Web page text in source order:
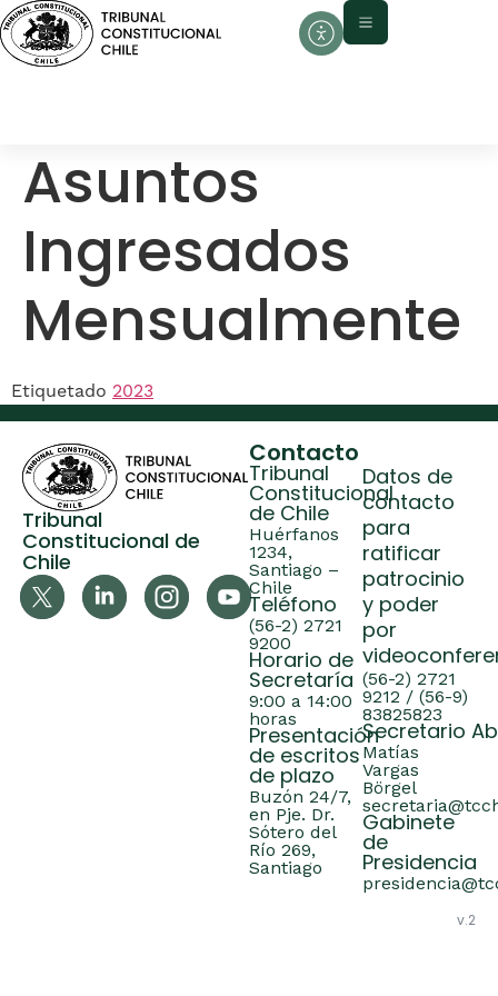
contenido
Asuntos
Ingresados
Mensualmente
Etiquetado 2023
Tribunal
Constitucional de
Chile
Contacto
Tribunal
Constitucional
de Chile
Huérfanos
1234,
Santiago –
Chile
Teléfono
(56-2) 2721
9200
Horario de
Secretaría
9:00 a 14:00
horas
Presentación
de escritos
de plazo
Buzón 24/7,
en Pje. Dr.
Sótero del
Río 269,
Santiago
Datos de
contacto
para
ratificar
patrocinio
y poder
por
(56-2) 2721
9212 / (56-9)
83825823
Secretario
Matías
Vargas
Börgel
Gabinete
de
Presidencia
v.2